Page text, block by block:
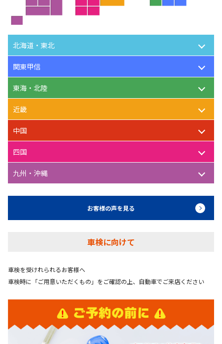
北海道・東北
関東甲信
東海・北陸
近畿
中国
四国
九州・沖縄
お客様の声を見る
車検に向けて
車検を受けれられるお客様へ
車検時に「ご用意いただくもの」をご確認の上、自動車でご来店ください